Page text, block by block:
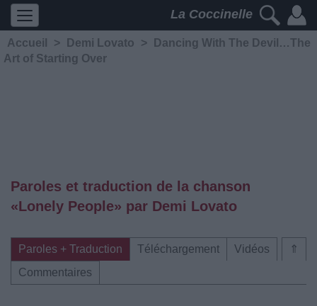
La Coccinelle
Accueil > Demi Lovato >
Dancing With The Devil…The
Art of Starting Over
Paroles et traduction de la chanson
«Lonely People» par Demi Lovato
⇑
Paroles + Traduction Téléchargement
Vidéos
Commentaires